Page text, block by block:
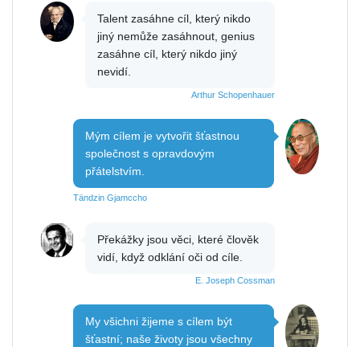
Talent zasáhne cíl, který nikdo
jiný nemůže zasáhnout, genius
zasáhne cíl, který nikdo jiný
nevidí.
Arthur Schopenhauer
Mým cílem je vytvořit šťastnou
společnost s opravdovým
přátelstvím.
Tändzin Gjamccho
Překážky jsou věci, které člověk
vidí, když odklání oči od cíle.
E. Joseph Cossman
My všichni žijeme s cílem být
šťastní; naše životy jsou všechny